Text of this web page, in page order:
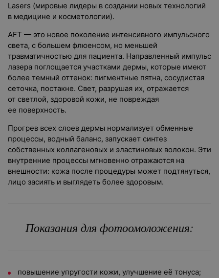
Lasers (мировые лидеры в создании новых технологий
в медицине и косметологии).
AFT — это новое поколение интенсивного импульсного
света, с большем флюенсом, но меньшей
травматичностью для пациента. Направленный импульс
лазера поглощается участками дермы, которые имеют
более темный оттенок: пигментные пятна, сосудистая
сеточка, постакне. Свет, разрушая их, отражается
от светлой, здоровой кожи, не повреждая
ее поверхность.
Прогрев всех слоев дермы нормализует обменные
процессы, водный баланс, запускает синтез
собственных коллагеновых и эластиновых волокон. Эти
внутренние процессы мгновенно отражаются на
внешности: кожа после процедуры может подтянуться,
лицо засиять и выглядеть более здоровым.
Показания для фотоомоложения:
повышение упругости кожи, улучшение её тонуса;